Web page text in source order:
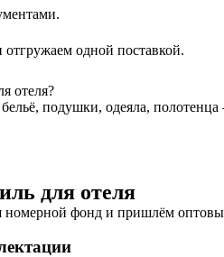
отгружаем одной поставкой.
отеля?
подушки, одеяла,
для отеля
фонд и пришлём